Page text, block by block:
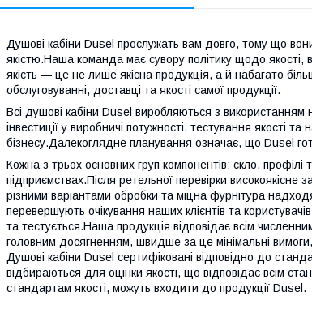
Душові кабіни Dusel прослужать вам довго, тому що
якістю.Наша команда має сувору політику щодо якості,
якість — це не лише якісна продукція, а й набагато
обслуговуванні, доставці та якості самої продукції.
Всі душові кабіни Dusel виробляються з
інвестиції у виробничі потужності, тестування якості
бізнесу.Далекоглядне планування означає, що Dusel
Кожна з трьох основних груп компонентів: скло,
підприємствах.Після ретельної перевірки високоякісне
різними варіантами обробки та міцна фурнітура
перевершують очікування наших клієнтів та
та тестується.Наша продукція відповідає всім
головним досягненням, швидше за це мінімальні
Душові кабіни Dusel сертифіковані відповідно до
відбираються для оцінки якості, що відповідає всім
стандартам якості, можуть входити до продукції Dusel.